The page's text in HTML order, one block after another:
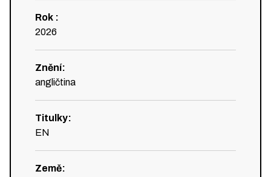
Rok :
2026
Znění:
angličtina
Titulky:
EN
Země: